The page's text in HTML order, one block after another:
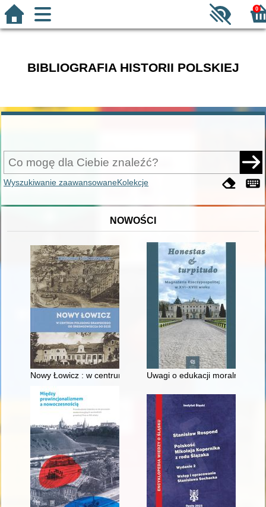
0
BIBLIOGRAFIA HISTORII POLSKIEJ
Wyszukiwanie zaawansowaneKolekcje
NOWOŚCI
Nowy Łowicz : w centrum poligonu drawskiego od
Uwagi o edukacji moralnej